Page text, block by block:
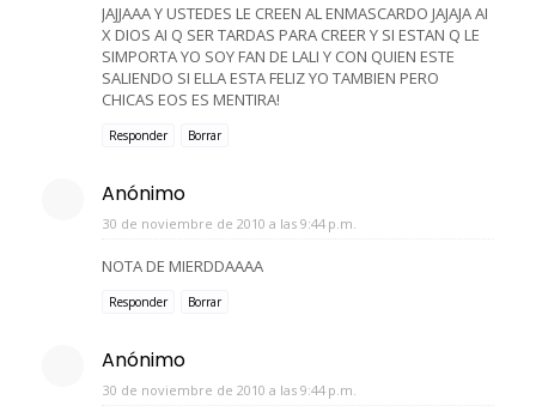
JAJJAAA Y USTEDES LE CREEN AL ENMASCARDO JAJAJA AI
X DIOS AI Q SER TARDAS PARA CREER Y SI ESTAN Q LE
SIMPORTA YO SOY FAN DE LALI Y CON QUIEN ESTE
SALIENDO SI ELLA ESTA FELIZ YO TAMBIEN PERO
CHICAS EOS ES MENTIRA!
Responder Borrar
Anónimo
30 de noviembre de 2010 a las 9:44 p.m.
NOTA DE MIERDDAAAA
Responder Borrar
Anónimo
30 de noviembre de 2010 a las 9:44 p.m.